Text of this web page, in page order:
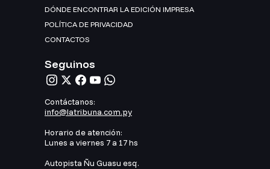
DÓNDE ENCONTRAR LA EDICIÓN IMPRESA
POLÍTICA DE PRIVACIDAD
CONTACTOS
Seguinos
Contáctanos:
info@latribuna.com.py
Horario de atención:
Lunes a viernes 7 a 17 hs
Autopista Ñu Guasu esq.